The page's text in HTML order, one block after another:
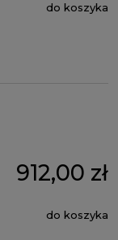
do koszyka
912,00 zł
do koszyka